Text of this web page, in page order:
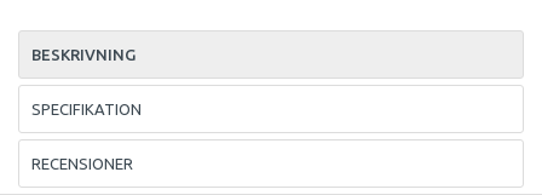
BESKRIVNING
SPECIFIKATION
RECENSIONER